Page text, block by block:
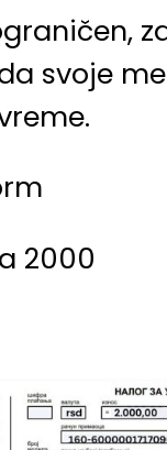
svoje